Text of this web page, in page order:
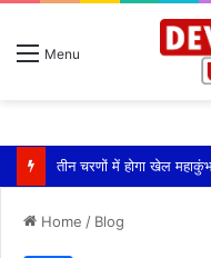
Menu
एसपी ऋषिकेश ने किया कावड़
Home / Blog